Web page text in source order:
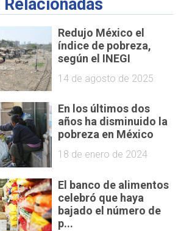
Redujo México el
índice de pobreza,
según el INEGI
14 de agosto de 2025
En los últimos dos
años ha disminuido la
pobreza en México
18 de enero de 2024
El banco de alimentos
celebró que haya
bajado el número de
p...